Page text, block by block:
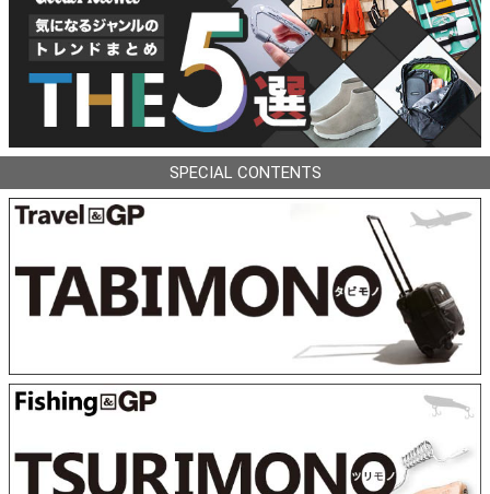
SPECIAL CONTENTS